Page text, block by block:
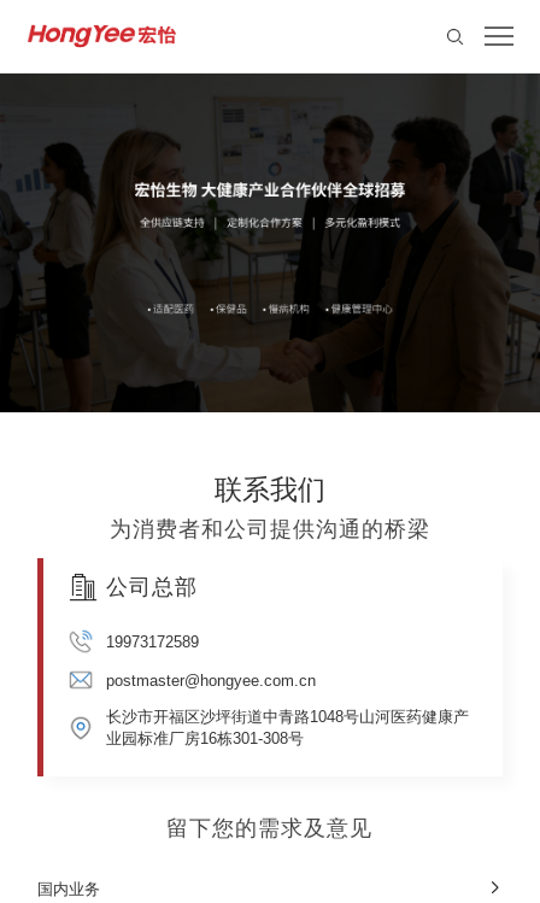
联系我们
为消费者和公司提供沟通的桥梁
公司总部
19973172589
postmaster@hongyee.com.cn
长沙市开福区沙坪街道中青路1048号山河医药健康产
业园标准厂房16栋301-308号
留下您的需求及意见
国内业务 